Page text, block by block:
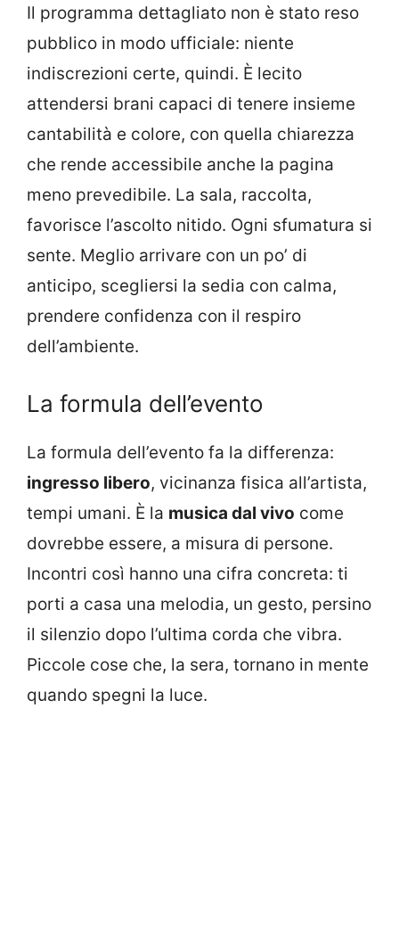
Il programma dettagliato non è stato reso
pubblico in modo ufficiale: niente
indiscrezioni certe, quindi. È lecito
attendersi brani capaci di tenere insieme
cantabilità e colore, con quella chiarezza
che rende accessibile anche la pagina
meno prevedibile. La sala, raccolta,
favorisce l’ascolto nitido. Ogni sfumatura si
sente. Meglio arrivare con un po’ di
anticipo, scegliersi la sedia con calma,
prendere confidenza con il respiro
dell’ambiente.
La formula dell’evento
La formula dell’evento fa la differenza:
ingresso libero, vicinanza fisica all’artista,
tempi umani. È la musica dal vivo come
dovrebbe essere, a misura di persone.
Incontri così hanno una cifra concreta: ti
porti a casa una melodia, un gesto, persino
il silenzio dopo l’ultima corda che vibra.
Piccole cose che, la sera, tornano in mente
quando spegni la luce.